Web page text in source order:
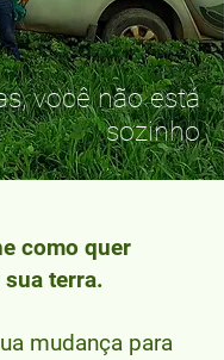
você não está
sozinho
como quer
terra.
mudança para